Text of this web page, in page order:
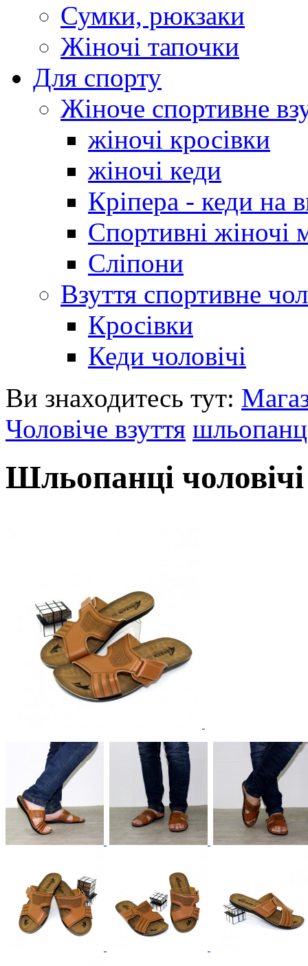
Сумки, рюкзаки
Жіночі тапочки
Для спорту
Жіноче спортивне
жіночі кросівки
жіночі кеди
Кріпера - кеди на
Спортивні жіночі
Сліпони
Взуття спортивне
Кросівки
Кеди чоловічі
Ви знаходитесь тут:
Чоловіче взуття
Шльопанці